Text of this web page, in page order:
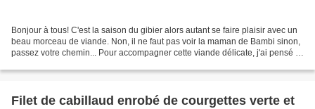
Bonjour à tous! C'est la saison du gibier alors autant se faire plaisir avec un
beau morceau de viande. Non, il ne faut pas voir la maman de Bambi sinon,
passez votre chemin... Pour accompagner cette viande délicate, j'ai pensé à
Filet de cabillaud enrobé de courgettes verte et